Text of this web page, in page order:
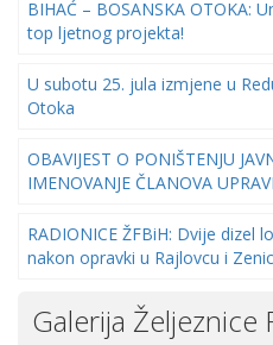
BIHAĆ – BOSANSKA OTOKA:
top ljetnog projekta!
U subotu 25. jula izmjene u
Otoka
OBAVIJEST O PONIŠTENJU
IMENOVANJE ČLANOVA
RADIONICE ŽFBiH: Dvije dizel
nakon opravki u Rajlovcu i
Galerija Željeznice